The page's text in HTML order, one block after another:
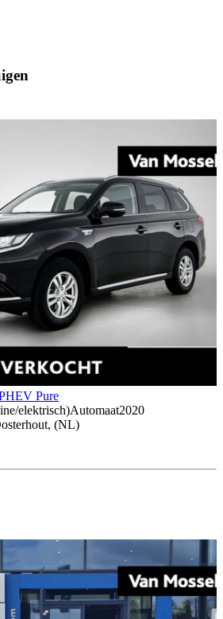
Pure
elektrisch)Automaat2020
(NL)